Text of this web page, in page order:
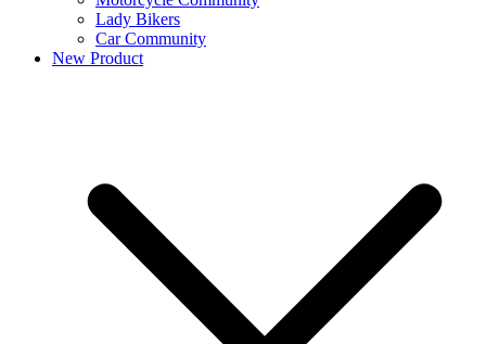
Lady Bikers
Car Community
New Product